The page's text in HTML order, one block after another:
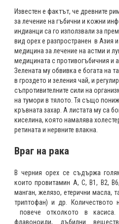
Известен е фактът, че древните
за лечение на гъбични и кожни
индианци са го използвали за
вид орех е разпространен в Азия
медицина за лечение на астми и
медицината с противогъбичния и
Зелената му обвивка е богата на
в гроздето и зеления чай, и
съпротивителните сили на
на тумори в тялото. Тя също
кръвната захар. А листата му са
киселина, която намалява
ретината и нервните влакна.
Враг на рака
В черния орех се съдържа
които провитамин А, С, В1, В2,
манган, желязо, етерични масла,
триптофан) и др.
повече отколкото в
флавоноиди, дъбилни